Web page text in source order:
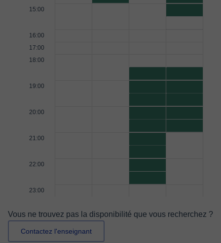
15:00
16:00
17:00
18:00
19:00
20:00
21:00
22:00
23:00
Vous ne trouvez pas la disponibilité que vous recherchez ?
Contactez l'enseignant